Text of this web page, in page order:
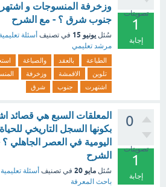
تصويتات
1
إجابة
وزخرفة المنسوجات و
جنوب شرق ؟ - مع الشرح
سُئل يونيو 15 في تصنيف أسئلة تعليمية
مرشد تعليمي
الطباعة بالعقد والصباغة
تلوين
الاقمشة وزخرفة
اشتهرت
جنوب شرق
0
تصويتات
1
إجابة
المعلقات السبع هي قصائد
بكونها السجل التاريخي للحياة
اليومية في العصر الجاهلي
الشرح
سُئل مايو 20 في تصنيف أسئلة تعليمية
باحث المعرفة